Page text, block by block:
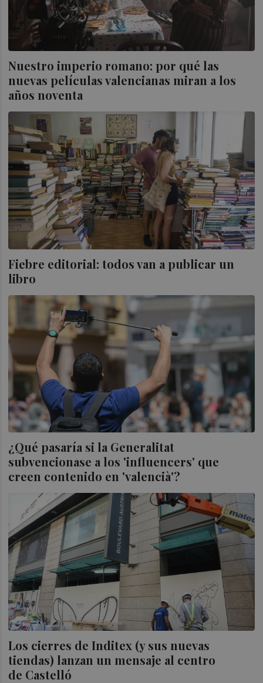
Nuestro imperio romano: por qué las
nuevas películas valencianas miran a los
años noventa
Fiebre editorial: todos van a publicar un
libro
¿Qué pasaría si la Generalitat
subvencionase a los 'influencers' que
creen contenido en 'valencià'?
Los cierres de Inditex (y sus nuevas
tiendas) lanzan un mensaje al centro
de Castelló